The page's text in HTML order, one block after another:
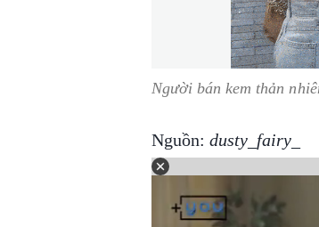
Người bán kem thản
Nguồn: dusty_fairy_